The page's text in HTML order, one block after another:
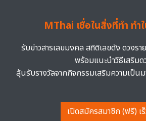
MThai เชื่อในสิ่งที่ทำ ทำ
รับข่าวสารเลขมงคล สถิติเลขดัง ดวงรา
พร้อมแนะนำวิธีเสริมด
ลุ้นรับรางวัลจากกิจกรรมเสริมความเป็น
เปิดสมัครสมาชิก (ฟรี) เ